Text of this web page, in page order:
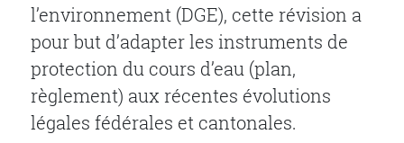
l’environnement (DGE), cette révision a
pour but d’adapter les instruments de
protection du cours d’eau (plan,
règlement) aux récentes évolutions
légales fédérales et cantonales.